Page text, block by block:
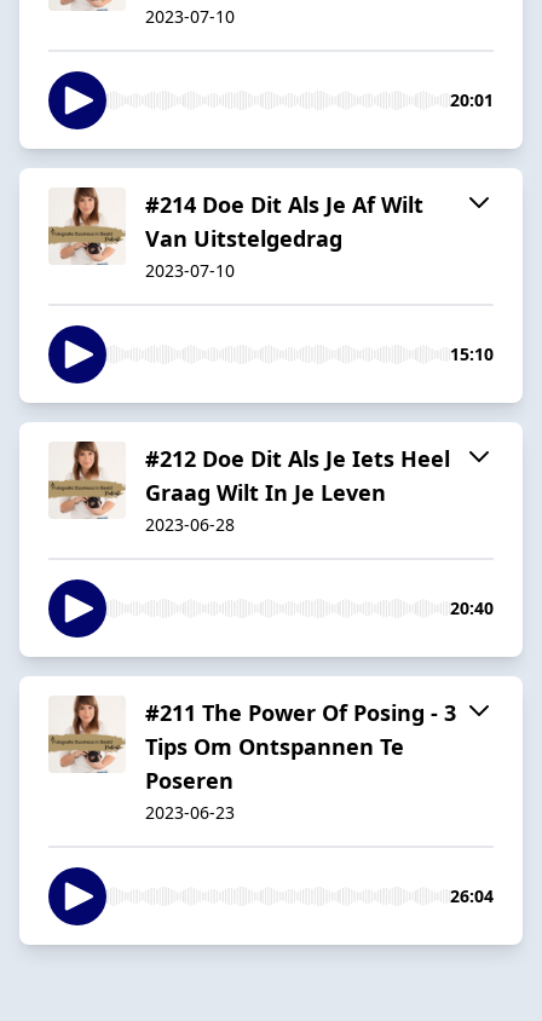
2023-07-10
20:01
#214 Doe Dit Als Je Af Wilt
Van Uitstelgedrag
2023-07-10
15:10
#212 Doe Dit Als Je Iets Heel
Graag Wilt In Je Leven
2023-06-28
20:40
#211 The Power Of Posing - 3
Tips Om Ontspannen Te
Poseren
2023-06-23
26:04